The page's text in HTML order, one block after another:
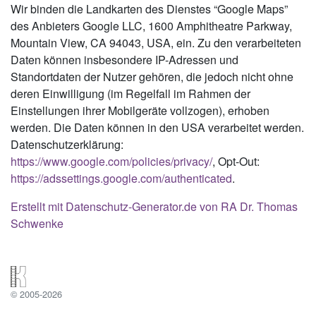
Wir binden die Landkarten des Dienstes “Google Maps”
des Anbieters Google LLC, 1600 Amphitheatre Parkway,
Mountain View, CA 94043, USA, ein. Zu den verarbeiteten
Daten können insbesondere IP-Adressen und
Standortdaten der Nutzer gehören, die jedoch nicht ohne
deren Einwilligung (im Regelfall im Rahmen der
Einstellungen ihrer Mobilgeräte vollzogen), erhoben
werden. Die Daten können in den USA verarbeitet werden.
Datenschutzerklärung:
https://www.google.com/policies/privacy/, Opt-Out:
https://adssettings.google.com/authenticated.
Erstellt mit Datenschutz-Generator.de von RA Dr. Thomas
Schwenke
© 2005-2026